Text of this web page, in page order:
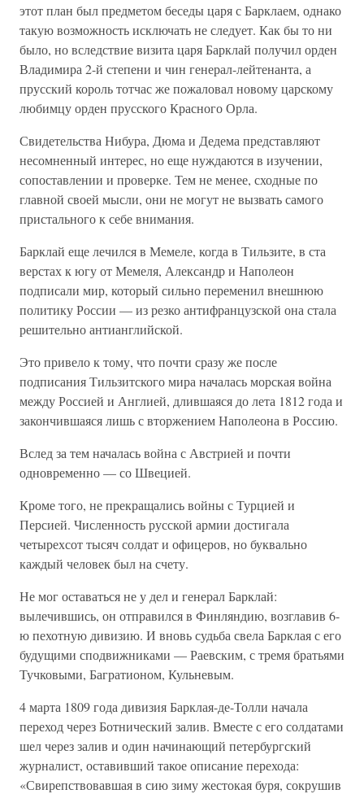
этот план был предметом беседы царя с Барклаем, однако
такую возможность исключать не следует. Как бы то ни
было, но вследствие визита царя Барклай получил орден
Владимира 2-й степени и чин генерал-лейтенанта, а
прусский король тотчас же пожаловал новому царскому
любимцу орден прусского Красного Орла.
Свидетельства Нибура, Дюма и Дедема представляют
несомненный интерес, но еще нуждаются в изучении,
сопоставлении и проверке. Тем не менее, сходные по
главной своей мысли, они не могут не вызвать самого
пристального к себе внимания.
Барклай еще лечился в Мемеле, когда в Тильзите, в ста
верстах к югу от Мемеля, Александр и Наполеон
подписали мир, который сильно переменил внешнюю
политику России — из резко антифранцузской она стала
решительно антианглийской.
Это привело к тому, что почти сразу же после
подписания Тильзитского мира началась морская война
между Россией и Англией, длившаяся до лета 1812 года и
закончившаяся лишь с вторжением Наполеона в Россию.
Вслед за тем началась война с Австрией и почти
одновременно — со Швецией.
Кроме того, не прекращались войны с Турцией и
Персией. Численность русской армии достигала
четырехсот тысяч солдат и офицеров, но буквально
каждый человек был на счету.
Не мог оставаться не у дел и генерал Барклай:
вылечившись, он отправился в Финляндию, возглавив 6-
ю пехотную дивизию. И вновь судьба свела Барклая с его
будущими сподвижниками — Раевским, с тремя братьями
Тучковыми, Багратионом, Кульневым.
4 марта 1809 года дивизия Барклая-де-Толли начала
переход через Ботнический залив. Вместе с его солдатами
шел через залив и один начинающий петербургский
журналист, оставивший такое описание перехода:
«Свирепствовавшая в сию зиму жестокая буря, сокрушив